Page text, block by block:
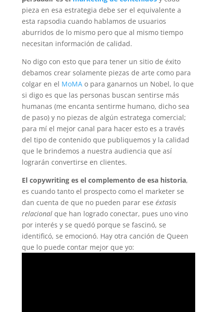
pieza en esa estrategia debe ser el equivalente a
esta rapsodia cuando hablamos de usuarios
aburridos de lo mismo pero que al mismo tiempo
necesitan información de calidad.
No digo con esto que para tener un sitio de éxito
debamos crear solamente piezas de arte como para
colgar en el MoMAo para ganarnos un Nobel, lo que
si digo es que las personas buscan sentirse más
humanas (me encanta sentirme humano, dicho sea
de paso) y no piezas de algún estratega comercial;
para mí el mejor canal para hacer esto es a través
del tipo de contenido que publiquemos y la calidad
que le brindemos a nuestra audiencia que así
lograrán convertirse en clientes.
El copywriting es el complemento de esa historia,
es cuando tanto el prospecto como el marketer se
dan cuenta de que no pueden parar ese éxtasis
relacionalque han logrado conectar, pues uno vino
por interés y se quedó porque se fascinó, se
identificó, se emocionó. Hay otra canción de Queen
que lo puede contar mejor que yo: